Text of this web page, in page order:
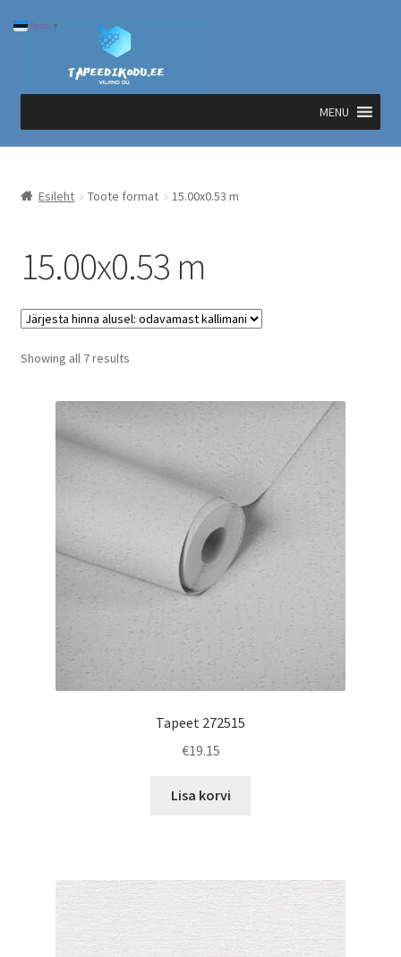
Liigu
navigeerimisele
Liigu
MENU
Esileht Toote format 15.00x0.53 m
15.00x0.53 m
Showing all 7 resultsSorted
Tapeet 272515
€19.15
Lisa korvi
Eesti ▼